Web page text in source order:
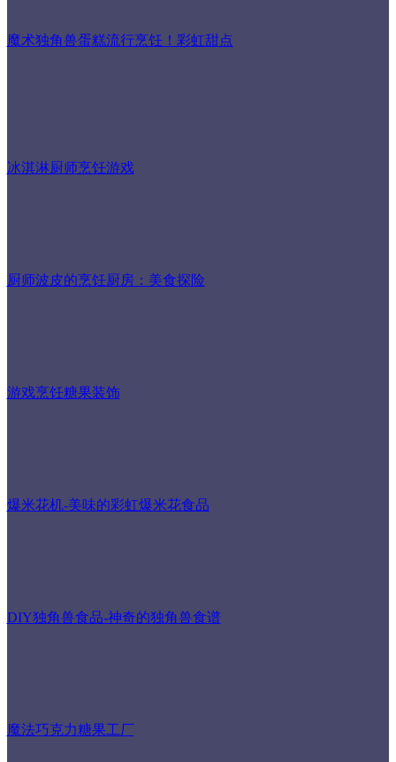
魔术独角兽蛋糕流行烹饪！彩虹甜点
冰淇淋厨师烹饪游戏
厨师波皮的烹饪厨房：美食探险
游戏烹饪糖果装饰
爆米花机-美味的彩虹爆米花食品
DIY独角兽食品-神奇的独角兽食谱
魔法巧克力糖果工厂